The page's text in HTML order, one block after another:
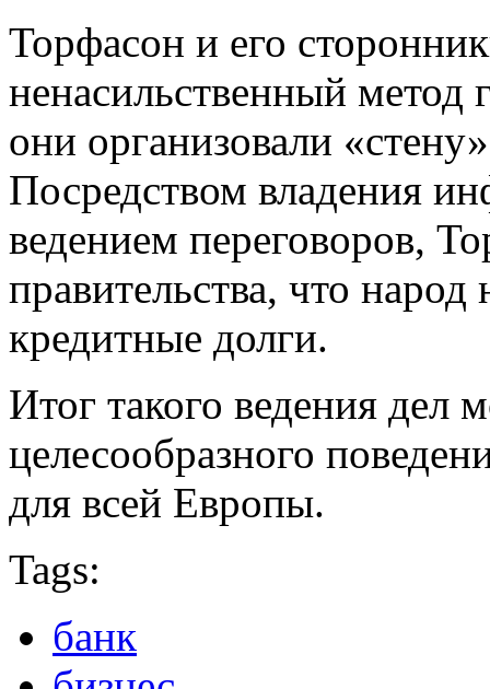
Торфасон и его
ненасильственный метод
они организовали
Посредством владения
ведением переговоров,
правительства, что
кредитные долги.
Итог такого ведения дел
целесообразного
для всей Европы.
Tags:
банк